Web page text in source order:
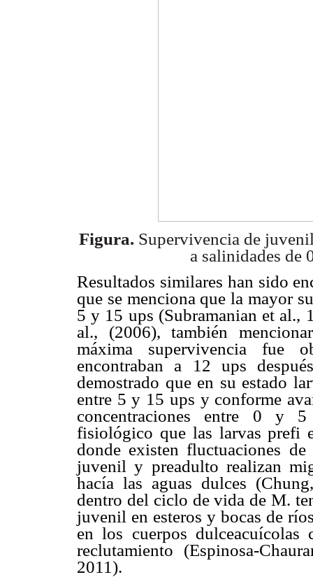
Figura. Supervivencia de
a salinidades de
Resultados similares han sido
que se menciona que la mayor
5 y 15 ups (Subramanian et al.,
al., (2006), también
máxima supervivencia fue
encontraban a 12 ups
demostrado que en su estado
entre 5 y 15 ups y conforme
concentraciones entre 0 y 5
fisiológico que las larvas prefi
donde existen fluctuaciones
juvenil y preadulto realizan
hacía las aguas dulces
dentro del ciclo de vida de M.
juvenil en esteros y bocas de
en los cuerpos
reclutamiento (Espinosa-
2011).